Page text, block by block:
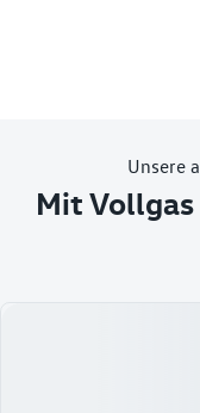
Unsere
Mit